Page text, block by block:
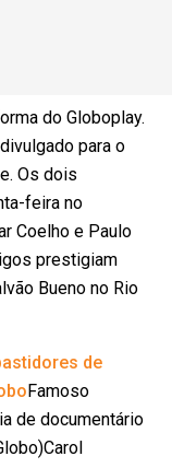
do Globoplay.
para o
Os dois
feira no
Coelho e Paulo
prestigiam
Bueno no Rio
de
Famoso
de documentário